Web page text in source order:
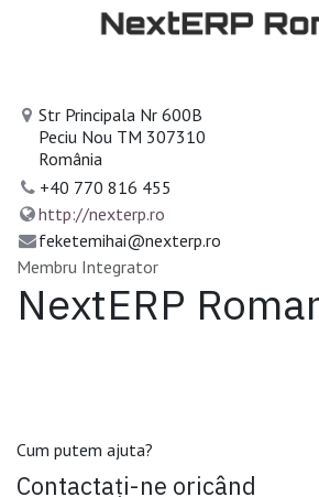
Str Principala Nr 600B
Peciu Nou TM 307310
România
+40 770 816 455
http://nexterp.ro
feketemihai@nexterp.ro
Membru Integrator
NextERP
Cum putem ajuta?
Contactați-ne oricând